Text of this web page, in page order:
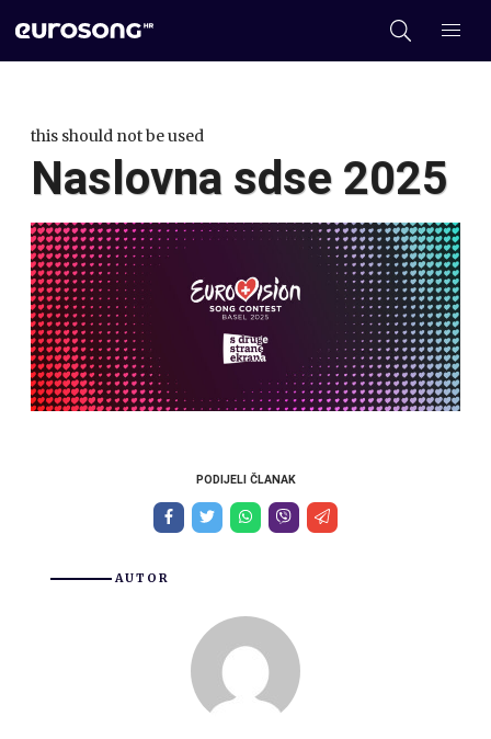
this should not be used
Naslovna sdse 2025
PODIJELI ČLANAK
AUTOR